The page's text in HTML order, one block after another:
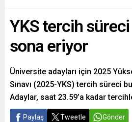
YKS tercih
sona eriyor
Üniversite adayları için 2025
Sınavı (2025-YKS) tercih süreci
Adaylar, saat 23.59’a kadar
Paylaş Tweetle Gönder